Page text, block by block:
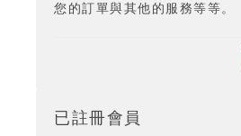
您的訂單與其他的服務等等。
已註冊會員